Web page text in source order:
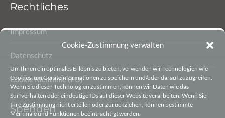
Cookie-Zustimmung verwalten
Um Ihnen ein optimales Erlebnis zu bieten, verwenden wir Technologien wie
Cookies, um Geräteinformationen zu speichern und/oder darauf zuzugreifen.
Wenn Sie diesen Technologien zustimmen, können wir Daten wie das
Surfverhalten oder eindeutige IDs auf dieser Website verarbeiten. Wenn Sie
Ihre Zustimmung nicht erteilen oder zurückziehen, können bestimmte
Merkmale und Funktionen beeinträchtigt werden.
Rechtliches
Impressum
Datenschutz
Cookie Richtlinie (EU)
Spenden